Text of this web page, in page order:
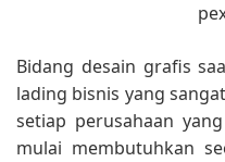
Bidang desain grafis
lading bisnis yang
setiap perusahaan
mulai membutuhkan